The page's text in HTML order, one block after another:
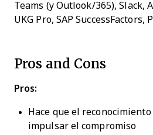
Teams (y Outlook/365), Slack,
UKG Pro, SAP SuccessFactors,
Pros and Cons
Pros:
Hace que el
impulsar el compromiso